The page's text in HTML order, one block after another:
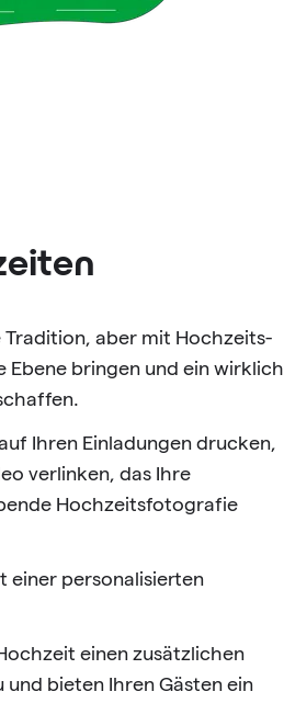
Tradition, aber mit Hochzeits-
Ebene bringen und ein wirklich
Ihren Einladungen drucken,
verlinken, das Ihre
Hochzeitsfotografie
einer personalisierten
einen zusätzlichen
und bieten Ihren Gästen ein